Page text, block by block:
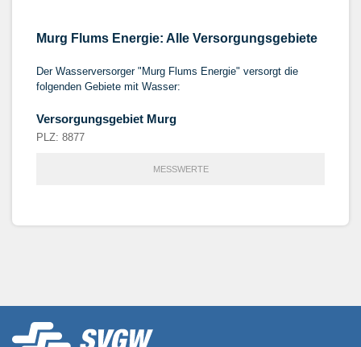
Murg Flums Energie: Alle Versorgungsgebiete
Der Wasserversorger "Murg Flums Energie" versorgt die
folgenden Gebiete mit Wasser:
Versorgungsgebiet Murg
PLZ: 8877
MESSWERTE